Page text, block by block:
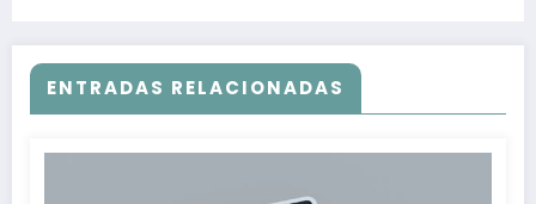
ENTRADAS RELACIONADAS